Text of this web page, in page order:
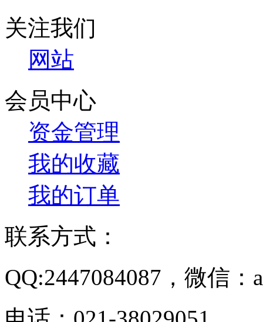
关注我们
网站
会员中心
资金管理
我的收藏
我的订单
联系方式：
QQ:2447084087，微信：